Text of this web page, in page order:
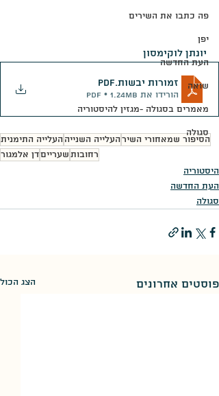
פה כתבו את השירים
יפן
העת החדשה
שואה
מאמרים בסגולה -מגזין להיסטוריה
סגולה
יונתן לוקימסון
זמורות יבשות.pdf
הורידו את PDF • 1.24MB
הסיפור שמאחורי השירהעלייה השנייה העלייה התימנית
רחובותשערייםדן אלמגור
היסטוריה
העת החדשה
סגולה
פוסטים אחרונים הצג הכול